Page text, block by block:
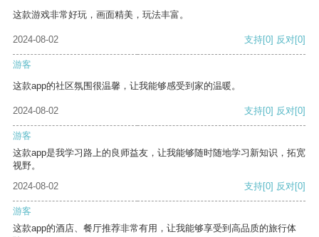
这款游戏非常好玩，画面精美，玩法丰富。
2024-08-02 支持[0] 反对[0]
游客
这款app的社区氛围很温馨，让我能够感受到家的温暖。
2024-08-02 支持[0] 反对[0]
游客
这款app是我学习路上的良师益友，让我能够随时随地学习新知识，拓宽
视野。
2024-08-02
支持[0] 反对[0]
游客
这款app的酒店、餐厅推荐非常有用，让我能够享受到高品质的旅行体